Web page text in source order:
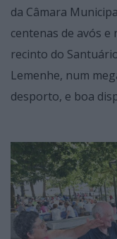
da Câmara
centenas de avós
recinto do
Lemenhe, num
desporto, e boa